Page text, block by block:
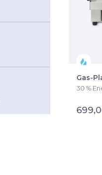
Gas-
30 %